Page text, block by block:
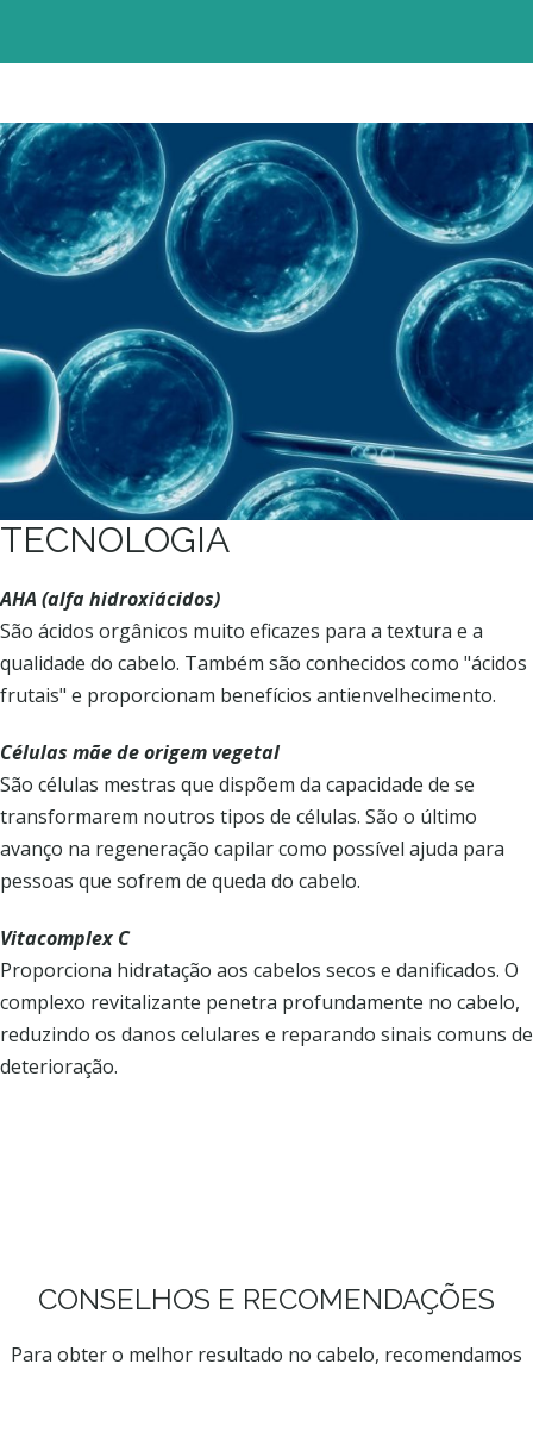
TECNOLOGIA
AHA (alfa hidroxiácidos)
São ácidos orgânicos muito eficazes para a textura e a
qualidade do cabelo. Também são conhecidos como "ácidos
frutais" e proporcionam benefícios antienvelhecimento.
Células mãe de origem vegetal
São células mestras que dispõem da capacidade de se
transformarem noutros tipos de células. São o último
avanço na regeneração capilar como possível ajuda para
pessoas que sofrem de queda do cabelo.
Vitacomplex C
Proporciona hidratação aos cabelos secos e danificados. O
complexo revitalizante penetra profundamente no cabelo,
reduzindo os danos celulares e reparando sinais comuns de
deterioração.
CONSELHOS E RECOMENDAÇÕES
Para obter o melhor resultado no cabelo, recomendamos